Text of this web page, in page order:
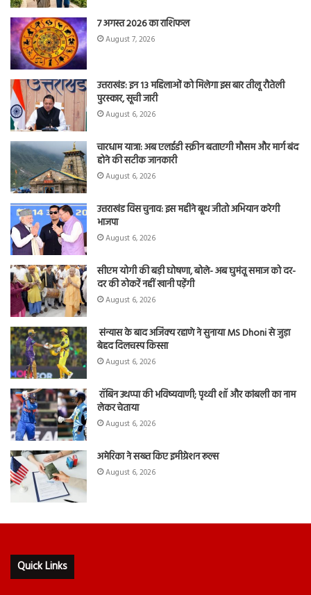
7 अगस्त 2026 का राशिफल
August 7, 2026
उत्तराखंड: इन 13 महिलाओं को मिलेगा इस बार तीलू रौतेली
पुरस्कार, सूची जारी
August 6, 2026
चारधाम यात्रा: अब एलईडी स्क्रीन बताएगी मौसम और मार्ग बंद
होने की सटीक जानकारी
August 6, 2026
उत्तराखंड विस चुनाव: इस महीने बूथ जीतो अभियान करेगी
भाजपा
August 6, 2026
सीएम योगी की बड़ी घोषणा, बोले- अब घुमंतू समाज को दर-
दर की ठोकरें नहीं खानी पड़ेंगी
August 6, 2026
संन्यास के बाद अजिंक्‍य रहाणे ने सुनाया MS Dhoni से जुड़ा
बेहद दिलचस्प किस्सा
August 6, 2026
रॉबिन उथप्पा की भविष्यवाणी; पृथ्वी शॉ और कांबली का नाम
लेकर चेताया
August 6, 2026
अमेरिका ने सख्त किए इमीग्रेशन रूल्स
August 6, 2026
Quick Links